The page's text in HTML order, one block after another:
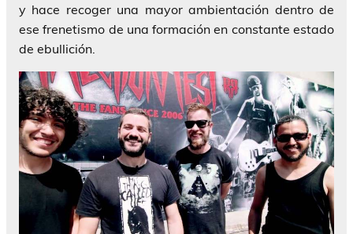
y hace recoger una mayor ambientación dentro de
ese frenetismo de una formación en constante estado
de ebullición.